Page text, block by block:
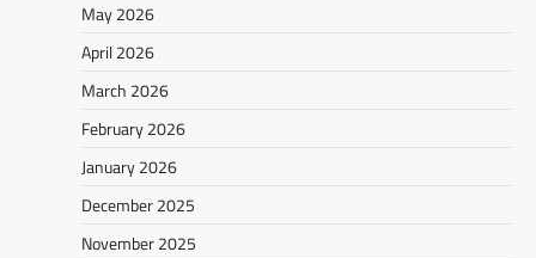
May 2026
April 2026
March 2026
February 2026
January 2026
December 2025
November 2025